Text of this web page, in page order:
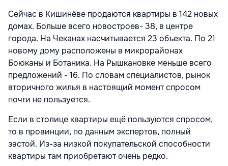
Сейчас в Кишинёве продаются квартиры в 142 новых
домах. Больше всего новостроев- 38, в центре
города. На Чеканах насчитывается 23 объекта. По 21
новому дому расположены в микрорайонах
Боюканы и Ботаника. На Рышкановке меньше всего
предложений - 16. По словам специалистов, рынок
вторичного жилья в настоящий момент спросом
почти не пользуется.
Если в столице квартиры ещё пользуются спросом,
то в провинции, по данным экспертов, полный
застой. Из-за низкой покупательской способности
квартиры там приобретают очень редко.